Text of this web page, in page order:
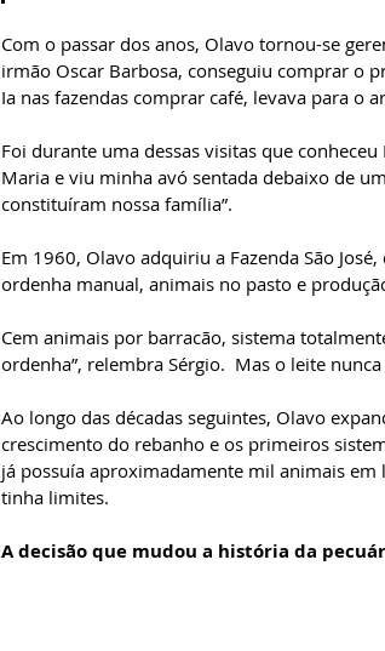
Com o passar dos anos, Olavo tornou-se
irmão Oscar Barbosa, conseguiu comprar o
Ia nas fazendas comprar café, levava para o
Foi durante uma dessas visitas que
Maria e viu minha avó sentada debaixo de
constituíram nossa família”.
Em 1960, Olavo adquiriu a Fazenda São
ordenha manual, animais no pasto e
Cem animais por barracão, sistema
ordenha”, relembra Sérgio.  Mas o leite
Ao longo das décadas seguintes, Olavo
crescimento do rebanho e os primeiros
já possuía aproximadamente mil animais
tinha limites.
A decisão que mudou a história da